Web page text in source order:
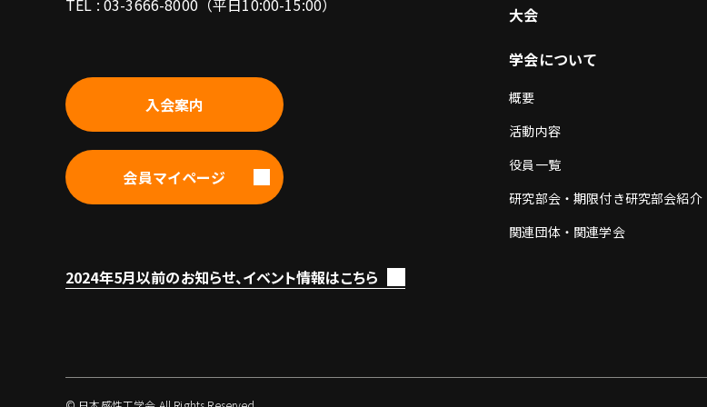
TEL : 03-3666-8000（平日10:00-15:00）
入会案内
会員マイページ
大会
学会について
概要
活動内容
役員一覧
研究部会・期限付き研究部会紹介
関連団体・関連学会
2024年5月以前のお知らせ、イベント情報はこちら